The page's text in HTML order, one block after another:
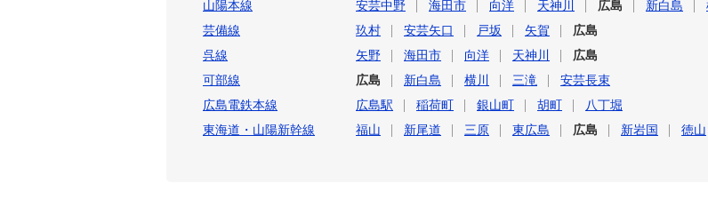
山陽本線 安芸中野 海田市 向洋 天神川 広島 新白島
芸備線
玖村 安芸矢口 戸坂 矢賀
広島
呉線
矢野 海田市 向洋 天神川
広島
可部線
広島 新白島 横川 三滝
安芸長束
広島電鉄本線
広島駅 稲荷町 銀山町 胡町
八丁堀
東海道・山陽新幹線
福山 新尾道 三原 東広島 広島 新岩国 徳山